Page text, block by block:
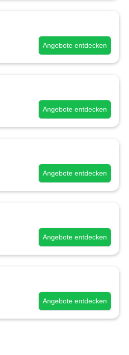
Angebote entdecken
Angebote entdecken
Angebote entdecken
Angebote entdecken
Angebote entdecken